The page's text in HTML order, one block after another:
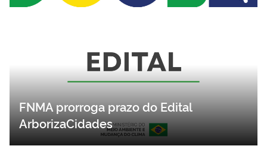
FNMA prorroga prazo do Edital
ArborizaCidades